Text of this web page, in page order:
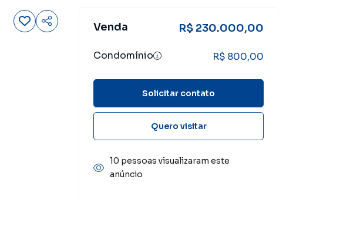
Venda R$ 230.000,00
Condomínio R$ 800,00
Solicitar contato
Quero visitar
10 pessoas visualizaram este
anúncio